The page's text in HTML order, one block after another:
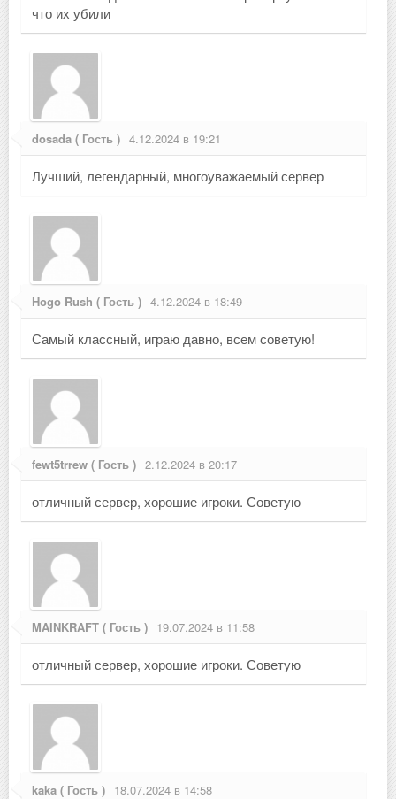
что их убили
dosada ( Гость ) 4.12.2024 в 19:21
Лучший, легендарный, многоуважаемый сервер
Hogo Rush ( Гость ) 4.12.2024 в 18:49
Самый классный, играю давно, всем советую!
fewt5trrew ( Гость ) 2.12.2024 в 20:17
отличный сервер, хорошие игроки. Советую
MAINKRAFT ( Гость ) 19.07.2024 в 11:58
отличный сервер, хорошие игроки. Советую
kaka ( Гость ) 18.07.2024 в 14:58